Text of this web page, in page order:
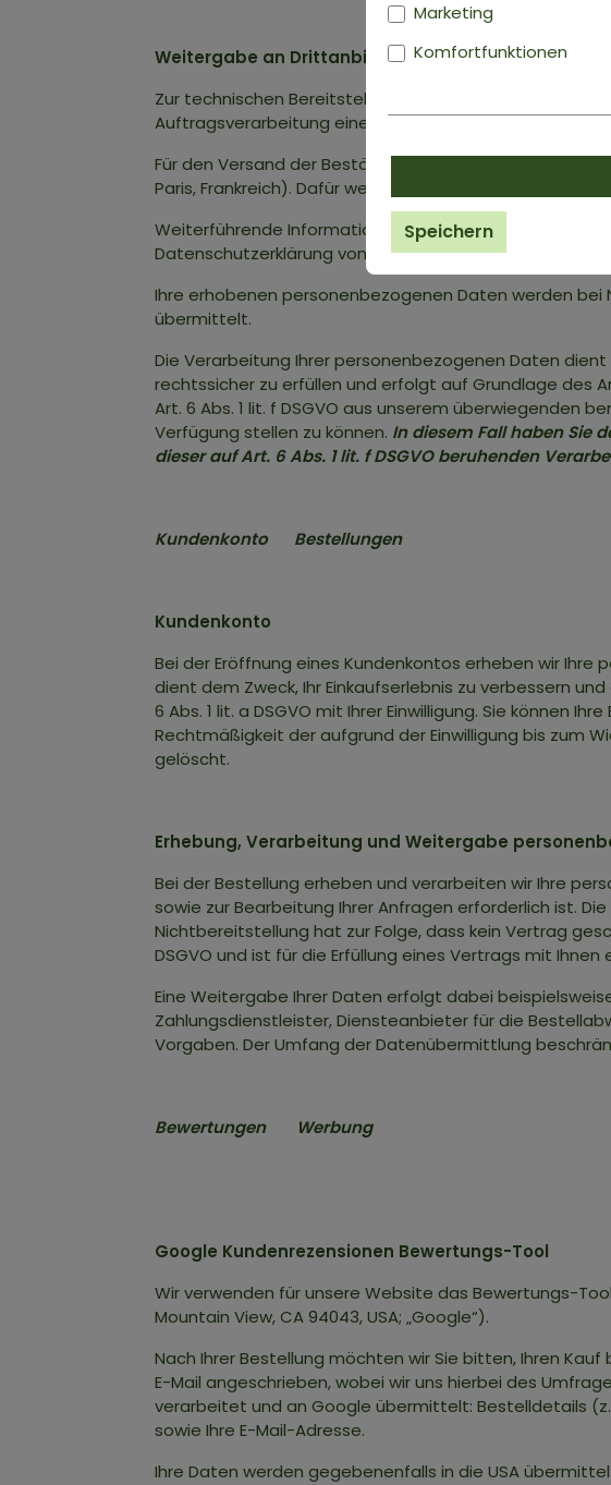
Weitergabe an Drittanbieter (Plugin-Nutzung)
Zur technischen Bereitstellung und Verwaltung der
Auftragsverarbeitung eine Software-Lösung des
Für den Versand der Bestätigungs-E-Mail nutzen wir
Paris, Frankreich). Dafür werden Ihre E-Mail Adresse,
Weiterführende Informationen zur Erhebung und
Datenschutzerklärung von Scaleway unter dem Link
Ihre erhobenen personenbezogenen Daten werden
übermittelt.
Die Verarbeitung Ihrer personenbezogenen Daten
rechtssicher zu erfüllen und erfolgt auf Grundlage des
Art. 6 Abs. 1 lit. f DSGVO aus unserem überwiegenden
Verfügung stellen zu können. In diesem Fall haben Sie
dieser auf Art. 6 Abs. 1 lit. f DSGVO beruhenden
Kundenkonto Bestellungen
Kundenkonto
Bei der Eröffnung eines Kundenkontos erheben wir
dient dem Zweck, Ihr Einkaufserlebnis zu verbessern
6 Abs. 1 lit. a DSGVO mit Ihrer Einwilligung. Sie können
Rechtmäßigkeit der aufgrund der Einwilligung bis zum
gelöscht.
Erhebung, Verarbeitung und Weitergabe
Bei der Bestellung erheben und verarbeiten wir Ihre
sowie zur Bearbeitung Ihrer Anfragen erforderlich ist.
Nichtbereitstellung hat zur Folge, dass kein Vertrag
DSGVO und ist für die Erfüllung eines Vertrags mit Ihnen
Eine Weitergabe Ihrer Daten erfolgt dabei
Zahlungsdienstleister, Diensteanbieter für die
Vorgaben. Der Umfang der Datenübermittlung
Bewertungen Werbung
Google Kundenrezensionen Bewertungs-Tool
Wir verwenden für unsere Website das Bewertungs-
Mountain View, CA 94043, USA; „Google“).
Nach Ihrer Bestellung möchten wir Sie bitten, Ihren
E-Mail angeschrieben, wobei wir uns hierbei des
verarbeitet und an Google übermittelt: Bestelldetails
sowie Ihre E-Mail-Adresse.
Ihre Daten werden gegebenenfalls in die USA
Marketing
Komfortfunktionen
Speichern